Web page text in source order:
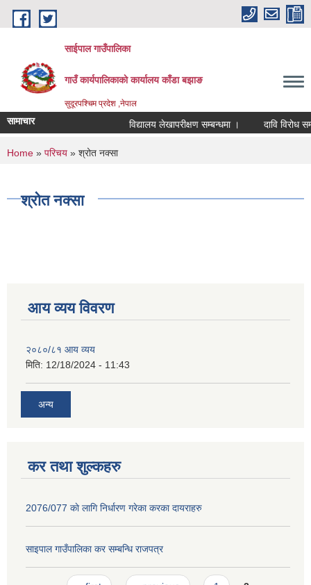
Skip to main content
साईपाल गाउँपालिका
गाउँ कार्यपालिकाकाे कार्यालय काँडा बझाङ
सुदूरपश्चिम प्रदेश ,नेपाल
सामाचार विद्यालय लेखापरीक्षण सम्बन्धमा । दावि विरोध
You are here
Home » परिचय » श्रोत नक्सा
श्रोत नक्सा
आय व्यय विवरण
२०८०/८१ आय व्यय
मिति: 12/18/2024 - 11:43
अन्य
कर तथा शुल्कहरु
2076/077 काे लागि निर्धारण गरेका करका दायराहरु
साइपाल गाउँपालिका कर स‌म्बन्धि राजपत्र